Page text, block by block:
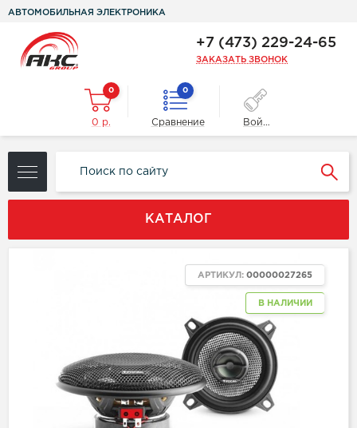
АВТОМОБИЛЬНАЯ ЭЛЕКТРОНИКА
+7 (473) 229-24-65
ЗАКАЗАТЬ ЗВОНОК
0
0 р.
0
Сравнение Войти
КАТАЛОГ
В НАЛИЧИИ
АРТИКУЛ: 00000027265